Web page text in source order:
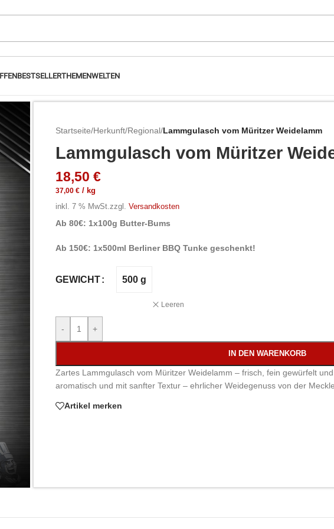
BESTSELLERTHEMENWELTEN
Startseite/Herkunft/Regional/Lammgulasch vom Müritzer Weidelamm
Lammgulasch vom Müritzer
18,50 €
37,00 €/ kg
inkl. 7 % MwSt.zzgl. Versandkosten
Ab 80€: 1x100g Butter-Bums
Ab 150€: 1x500ml Berliner BBQ Tunke geschenkt!
GEWICHT 500 g
Leeren
- +
IN DEN WARENKORB
Zartes Lammgulasch vom Müritzer Weidelamm – frisch, fein gewürfelt
aromatisch und mit sanfter Textur – ehrlicher Weidegenuss von der
Artikel merken